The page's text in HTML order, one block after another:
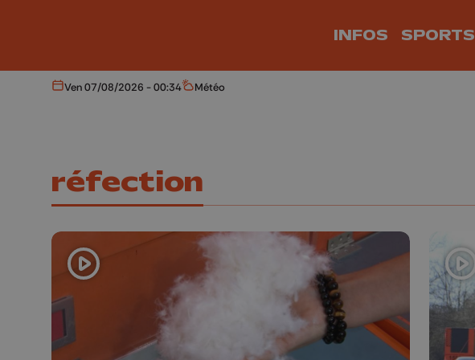
INFOS SPORTS
Aujourd'hui
Ven 07/08/2026 - 00:34 Météo
Météo
réfection